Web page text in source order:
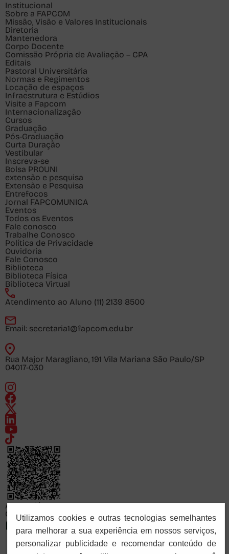
Institucional
Sobre a FAPCOM
Missão, Visão e Valores Institucionais
Diretoria
Mantenedora
Corpo Docente
Comissão Própria de Avaliação – CPA
Editais
Pastoral Universitária
Normas e Regimentos
Locação de espaços
Infraestrutura e Estúdios
Visite a Fapcom
Internacionalização
Cursos
Graduação
Pós-Graduação
Curta Duração
Vestibular
Inscreva-se
Bolsa PROUNI
extensão e pesquisa
Extensão e Pesquisa
Entrefocos
Jornal FAPCOMUNICA
Eventos
Todos os Eventos
Fale conosco
Trabalhe Conosco
Política de Privacidade
Ouvidoria
Fale Conosco
Biblioteca
Biblioteca Física
Biblioteca Virtual
Atendimento ao Aluno (11) 2139 8500
Email: secretaria1@fapcom.edu.br
Rua Major Maragliano, 191 Vila Mariana São Paulo/SP
04017-030
Acesse já
Consulte o cadastro da FAPCOM no sistema e-MEC
Utilizamos cookies e outras tecnologias semelhantes
para melhorar a sua experiência em nossos serviços,
personalizar publicidade e recomendar conteúdo de